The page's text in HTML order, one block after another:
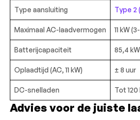
Type aansluiting Type 2
Maximaal AC-laadvermogen 11 kW
Batterijcapaciteit 85,4
Oplaadtijd (AC, 11 kW) ± 8 uur
DC-snelladen Tot 120
Advies voor de juiste